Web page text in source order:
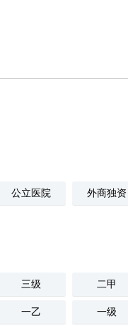
公立医院 外商独资
三级 二甲
一乙 一级